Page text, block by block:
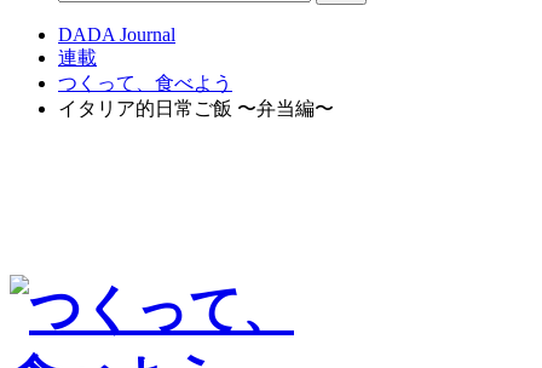
DADA Journal
連載
つくって、食べよう
イタリア的日常ご飯 〜弁当編〜